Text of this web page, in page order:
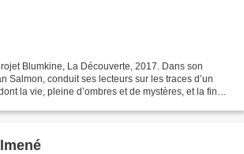
Blumkine, La Découverte, 2017. Dans son
Salmon, conduit ses lecteurs sur les traces d’un
la vie, pleine d’ombres et de mystères, et la fin